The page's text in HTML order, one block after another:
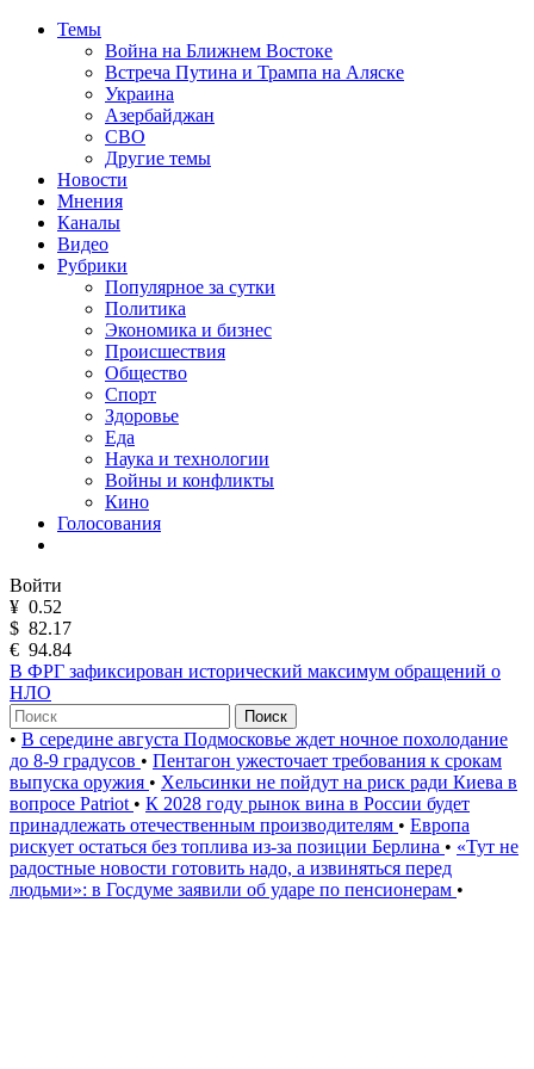
Темы
Война на Ближнем Востоке
Встреча Путина и Трампа на Аляске
Украина
Азербайджан
СВО
Другие темы
Новости
Мнения
Каналы
Видео
Рубрики
Популярное за сутки
Политика
Экономика и бизнес
Происшествия
Общество
Спорт
Здоровье
Еда
Наука и технологии
Войны и конфликты
Кино
Голосования
Войти
¥ 0.52
$ 82.17
€ 94.84
В ФРГ зафиксирован исторический максимум обращений о
НЛО
Поиск
• В середине августа Подмосковье ждет ночное похолодание
до 8-9 градусов • Пентагон ужесточает требования к срокам
выпуска оружия • Хельсинки не пойдут на риск ради Киева в
вопросе Patriot • К 2028 году рынок вина в России будет
принадлежать отечественным производителям • Европа
рискует остаться без топлива из-за позиции Берлина • «Тут не
радостные новости готовить надо, а извиняться перед
людьми»: в Госдуме заявили об ударе по пенсионерам •